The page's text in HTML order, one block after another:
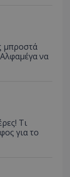
μπροστά
να
Τι
για το